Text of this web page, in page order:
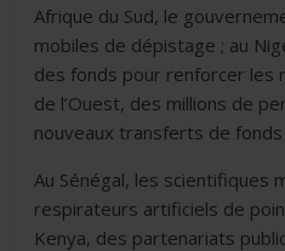
Afrique du Sud, le
mobiles de dépistage ; au
des fonds pour renforcer les
de l’Ouest, des millions de
nouveaux transferts de
Au Sénégal, les scientifiques
respirateurs artificiels de
Kenya, des partenariats